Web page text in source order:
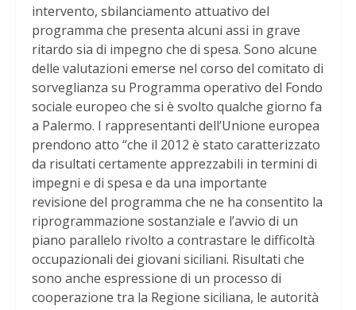
intervento, sbilanciamento attuativo del
programma che presenta alcuni assi in grave
ritardo sia di impegno che di spesa. Sono alcune
delle valutazioni emerse nel corso del comitato di
sorveglianza su Programma operativo del Fondo
sociale europeo che si è svolto qualche giorno fa
a Palermo. I rappresentanti dell’Unione europea
prendono atto “che il 2012 è stato caratterizzato
da risultati certamente apprezzabili in termini di
impegni e di spesa e da una importante
revisione del programma che ne ha consentito la
riprogrammazione sostanziale e l’avvio di un
piano parallelo rivolto a contrastare le difficoltà
occupazionali dei giovani siciliani. Risultati che
sono anche espressione di un processo di
cooperazione tra la Regione siciliana, le autorità